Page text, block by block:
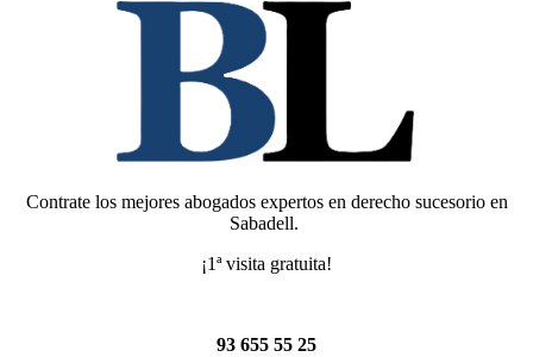
Contrate los mejores abogados expertos en derecho sucesorio en
Sabadell.
¡1ª visita gratuita!
93 655 55 25